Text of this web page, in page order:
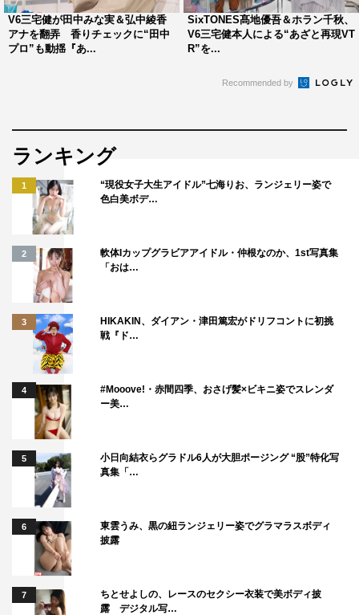
©テレビ朝日
三宅健 山里亮太
田中みな実
V6三宅健が田中みな実＆弘中綾香
アナを翻弄 香りチェックに“田中
プロ”も動揺『あ...
SixTONES髙地優吾＆ホラン千秋、
V6三宅健本人による“あざと再現VT
R”を...
Recommended by
ランキング
1
“現役女子大生アイドル”七海りお、ランジェリー姿で
色白美ボデ…
2
軟体Iカップグラビアアイドル・仲根なのか、1st写真集
「おは…
3
HIKAKIN、ダイアン・津田篤宏がドリフコントに初挑
戦『ド…
4
#Mooove!・赤間四季、おさげ髪×ビキニ姿でスレンダ
ー美…
5
小日向結衣らグラドル6人が大胆ポージング “股”特化写
真集「…
6
東雲うみ、黒の紐ランジェリー姿でグラマラスボディ
披露
7
ちとせよしの、レースのセクシー衣装で美ボディ披
露 デジタル写…